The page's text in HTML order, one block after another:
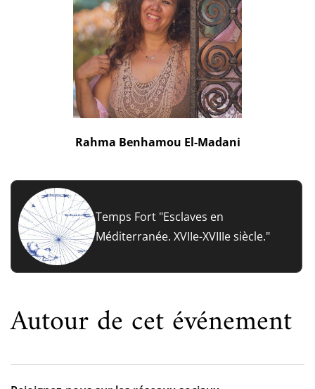
Rahma Benhamou El-Madani
Temps Fort "Esclaves en
Méditerranée. XVIIe-XVIIIe siècle."
Autour de cet événement